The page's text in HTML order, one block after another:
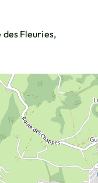
des Fleuries,